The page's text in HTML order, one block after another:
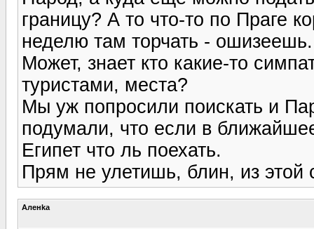
границу? А то что-то по Праге
неделю там торчать - ошизеешь.
Может, знает кто какие-то
туристами, места?
Мы уж попросили поискать и
подумали, что если в
Египет что ль поехать.
Прям не улетишь, блин, из этой
Аленka